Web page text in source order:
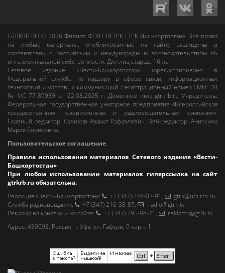
GTRKRB.RU © 2026Филиал ФГУП ВГТРК ГТРК «Башкортостан». Все права
на любые материалы, опубликованные на сайте, защищены в
соответствии с российским и международным законодательством об
интеллектуальной собственности. Для лиц старше 16 лет.
Сетевое издание «Вести-Башкортостан»зарегистрировано в
Федеральной службе по надзору в сфере связи, информационных
технологий и массовых коммуникаций. Регистрационный номер СМИ: ЭЛ
№ ФС 77-89959 от 22.08.2025 г. Доменное имя:gtrkrb.ru Учредитель:
Федеральное государственное унитарное предприятие «Всероссийская
государственная телевизионная и радиовещательная компания».
Главный редактор:Салихов Азамат Рафаэлевич. Веб-редактор:Анискина
Мария Борисовна.
Пользовательское соглашение
Правила использования материалов Сетевого издания «Вести-
Башкортостан»
При любом использовании материалов гиперссылка на сайт
gtrkrb.ru обязательна.
Редакция «Вести-Башкортостан»: +7 (347) 246-03-91 ,
gtrk@ufa.rfn.ru
Cлужба радиовещания: +7 (347) 216-38-87,
radio@gtrk.tv
Реклама на каналах и на сайте: +7 (347) 295-98-71 ,
reklama@gtrk.tv
Адрес: 450093, Россия, г. Уфа, ул. Гафури, 9 корп. 1